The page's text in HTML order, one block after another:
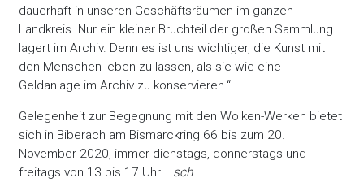
dauerhaft in unseren Geschäftsräumen im ganzen
Landkreis. Nur ein kleiner Bruchteil der großen Sammlung
lagert im Archiv. Denn es ist uns wichtiger, die Kunst mit
den Menschen leben zu lassen, als sie wie eine
Geldanlage im Archiv zu konservieren.“
Gelegenheit zur Begegnung mit den Wolken-Werken bietet
sich in Biberach am Bismarckring 66 bis zum 20.
November 2020, immer dienstags, donnerstags und
freitags von 13 bis 17 Uhr.
sch